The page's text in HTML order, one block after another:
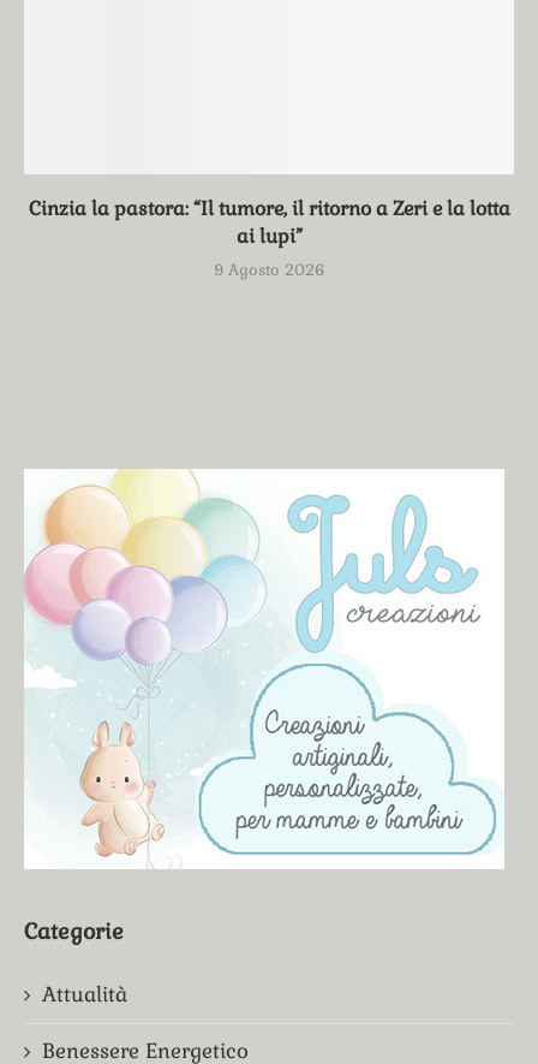
Cinzia la pastora: “Il tumore, il ritorno a Zeri e la lotta
ai lupi”
9 Agosto 2026
Categorie
Attualità
Benessere Energetico